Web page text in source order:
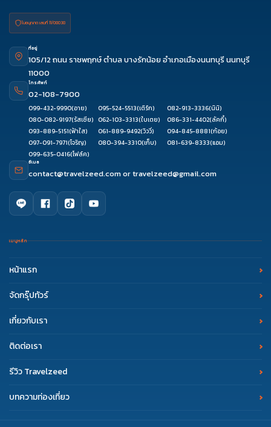
ใบอนุญาต เลขที่ 11/08038
ที่อยู่
105/12 ถนน ราชพฤกษ์ ตำบล บางรักน้อย อำเภอเมืองนนทบุรี นนทบุรี
11000
โทรศัพท์
02-108-7900
099-432-9990(อาย) 095-524-5513(เติร์ก) 082-913-3336(นินิ)
080-082-9197(รัสเซีย) 062-103-3313(ใบเตย) 086-331-4402(ลัคกี้)
093-889-5151(ฟ้าใส) 061-889-9492(วิววี่) 094-845-8881(ก้อย)
097-091-7971(โจริญ) 080-394-3310(เก็บ) 081-639-8333(แอม)
099-635-0416(โฟล์ค)
อีเมล
contact@travelzeed.comortravelzeed@gmail.com
เมนูหลัก
หน้าแรก
จัดกรุ๊ปทัวร์
เกี่ยวกับเรา
ติดต่อเรา
รีวิว Travelzeed
บทความท่องเที่ยว